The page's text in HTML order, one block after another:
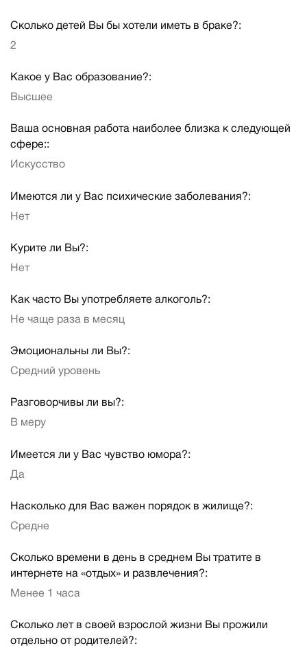
Сколько детей Вы бы хотели иметь в браке?:
2
Какое у Вас образование?:
Высшее
Ваша основная работа наиболее близка к следующей
сфере::
Искусство
Имеются ли у Вас психические заболевания?:
Нет
Курите ли Вы?:
Нет
Как часто Вы употребляете алкоголь?:
Не чаще раза в месяц
Эмоциональны ли Вы?:
Средний уровень
Разговорчивы ли вы?:
В меру
Имеется ли у Вас чувство юмора?:
Да
Насколько для Вас важен порядок в жилище?:
Средне
Сколько времени в день в среднем Вы тратите в
интернете на «отдых» и развлечения?:
Менее 1 часа
Сколько лет в своей взрослой жизни Вы прожили
отдельно от родителей?: